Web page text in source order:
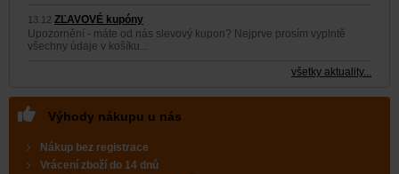
13.12 ZĽAVOVÉ kupóny
Upozornění - máte od nás slevový kupon? Nejprve prosím vyplntě
všechny údaje v košíku...
všetky aktuality...
Výhody nákupu u nás
Nákup bez registrace
Vrácení zboží do 14 dnů